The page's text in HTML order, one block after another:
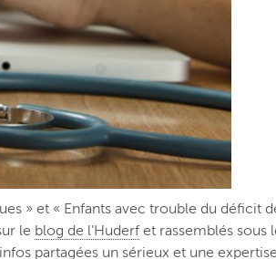
» et « Enfants avec trouble du déficit
le blog de l’Huderf et rassemblés sous
partagées un sérieux et une